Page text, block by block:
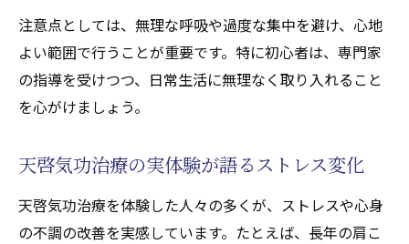
注意点としては、無理な呼吸や過度な集中を避け、心地
よい範囲で行うことが重要です。特に初心者は、専門家
の指導を受けつつ、日常生活に無理なく取り入れること
を心がけましょう。
天啓気功治療の実体験が語るストレス変化
天啓気功治療を体験した人々の多くが、ストレスや心身
の不調の改善を実感しています。たとえば、長年の肩こ